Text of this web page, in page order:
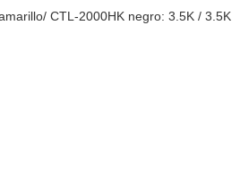
CTL-2000HK negro: 3.5K / 3.5K